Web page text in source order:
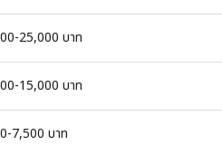
25,000 บาท
15,000 บาท
7,500 บาท